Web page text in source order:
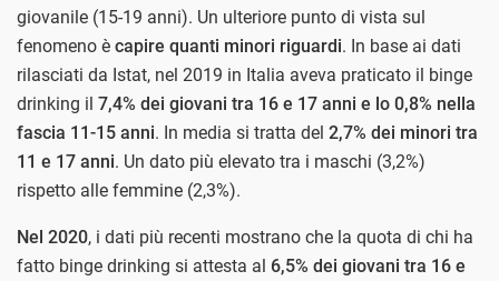
giovanile (15-19 anni). Un ulteriore punto di vista sul
fenomeno è capire quanti minori riguardi. In base ai dati
rilasciati da Istat, nel 2019 in Italia aveva praticato il binge
drinking il 7,4% dei giovani tra 16 e 17 anni e lo 0,8% nella
fascia 11-15 anni. In media si tratta del 2,7% dei minori tra
11 e 17 anni. Un dato più elevato tra i maschi (3,2%)
rispetto alle femmine (2,3%).
Nel 2020, i dati più recenti mostrano che la quota di chi ha
fatto binge drinking si attesta al 6,5% dei giovani tra 16 e